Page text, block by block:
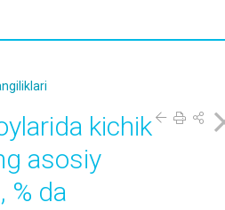
kichik
asosiy
% da